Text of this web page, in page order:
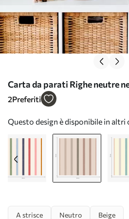
Carta da parati Righe neutre
Nr. a01184v1
2Preferiti
Questo design è disponibile in altri
A strisce Neutro Beige